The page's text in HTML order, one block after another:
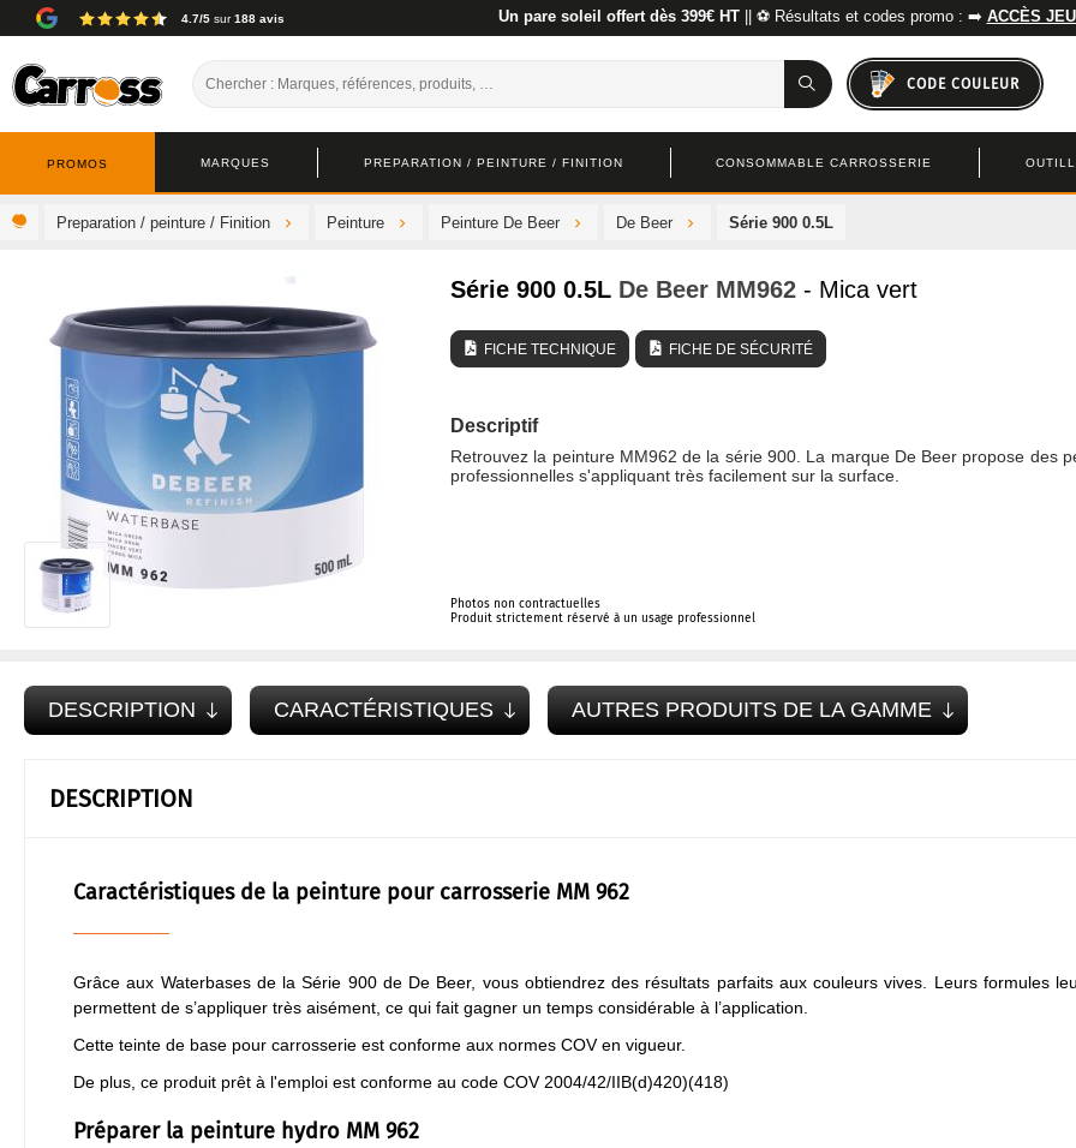
4.7/5 sur188 avis Un pare soleil offert dès 399€ HT|| ⚽ Résultats et codes promo : ➡️ ACCÈS
CODE COULEUR
PREPARATION / PEINTURE / FINITION CONSOMMABLE CARROSSERIE
MARQUES
PROMOS
Preparation / peinture / Finition Peinture Peinture De Beer De Beer Série 900 0.5L
Série 900 0.5L De Beer MM962 - Mica vert
FICHE TECHNIQUE FICHE DE SÉCURITÉ
Descriptif
Retrouvez la peinture MM962 de la série 900. La marque De Beer propose des
professionnelles s'appliquant très facilement sur la surface.
Photos non contractuelles
Produit strictement réservé à un usage professionnel
DESCRIPTION CARACTÉRISTIQUES AUTRES PRODUITS DE LA GAMME
DESCRIPTION
Caractéristiques de la peinture pour carrosserie MM 962
Grâce aux Waterbases de la Série 900 de De Beer, vous obtiendrez des résultats parfaits aux couleurs vives. Leurs formules
permettent de s’appliquer très aisément, ce qui fait gagner un temps considérable à l’application.
Cette teinte de base pour carrosserie est conforme aux normes COV en vigueur.
De plus, ce produit prêt à l'emploi est conforme au code COV 2004/42/IIB(d)420)(418)
Préparer la peinture hydro MM 962